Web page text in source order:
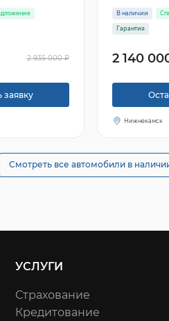
2 935 000 ₽
заявку
В наличии
Гарантия
2 140
Нижнекамск
Смотреть все автомобили в
УСЛУГИ
Страхование
Кредитование